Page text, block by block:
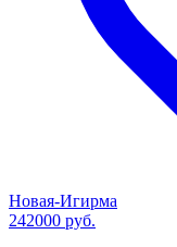
Новая-Игирма
242000 руб.